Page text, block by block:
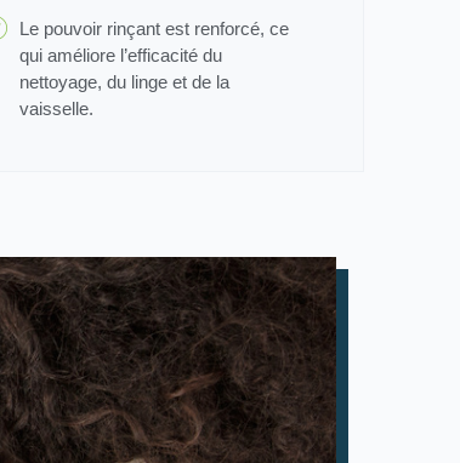
Le pouvoir rinçant est renforcé, ce
qui améliore l’efficacité du
nettoyage, du linge et de la
vaisselle.